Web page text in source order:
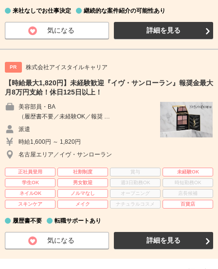
来社なしでお仕事決定 継続的な案件紹介の可能性あり
気になる 詳細を見る
PR 株式会社アイスタイルキャリア
【時給最大1,820円】未経験歓迎『イヴ・サンローラン』報奨金最大
月8万円支給！休日125日以上！
美容部員・BA
（履歴書不要／未経験OK／報奨 …
派遣
時給1,600円 ～ 1,820円
名古屋エリア／イヴ・サンローラン
正社員登用 社割制度 賞与
未経験OK
学生OK
男女歓迎 週3日勤務OK
時短勤務OK
ネイルOK
ノルマなし オープニング
店長候補
スキンケア
メイク ナチュラルコスメ 百貨店
履歴書不要 転職サポートあり
気になる 詳細を見る